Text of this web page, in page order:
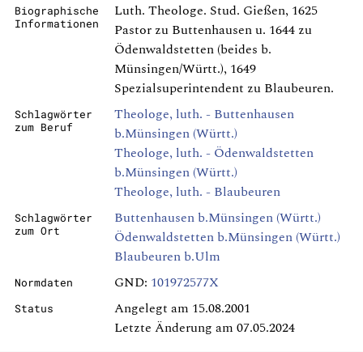
Biographische
Informationen
Luth. Theologe. Stud. Gießen, 1625
Pastor zu Buttenhausen u. 1644 zu
Ödenwaldstetten (beides b.
Münsingen/Württ.), 1649
Spezialsuperintendent zu Blaubeuren.
Schlagwörter
zum Beruf
Theologe, luth. - Buttenhausen
b.Münsingen (Württ.)
Theologe, luth. - Ödenwaldstetten
b.Münsingen (Württ.)
Theologe, luth. - Blaubeuren
Schlagwörter
zum Ort
Buttenhausen b.Münsingen (Württ.)
Ödenwaldstetten b.Münsingen (Württ.)
Blaubeuren b.Ulm
Normdaten GND: 101972577X
Status
Angelegt am 15.08.2001
Letzte Änderung am 07.05.2024